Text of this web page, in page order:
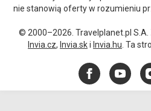
nie stanowią oferty w rozumieniu
© 2000–2026. Travelplanet.pl
Invia.cz, Invia.ski Invia.hu . Ta
Facebook